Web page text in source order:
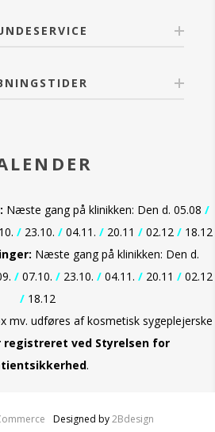
Næste gang på klinikken: Den d. 05.08 /
/ 23.10. / 04.11. / 20.11 / 02.12 / 18.12
Næste gang på klinikken: Den d.
/ 07.10. / 23.10. / 04.11. / 20.11 / 02.12
/18.12
mv. udføres af kosmetisk sygeplejerske
registreret ved Styrelsen for
.
Designed by2Bdesign